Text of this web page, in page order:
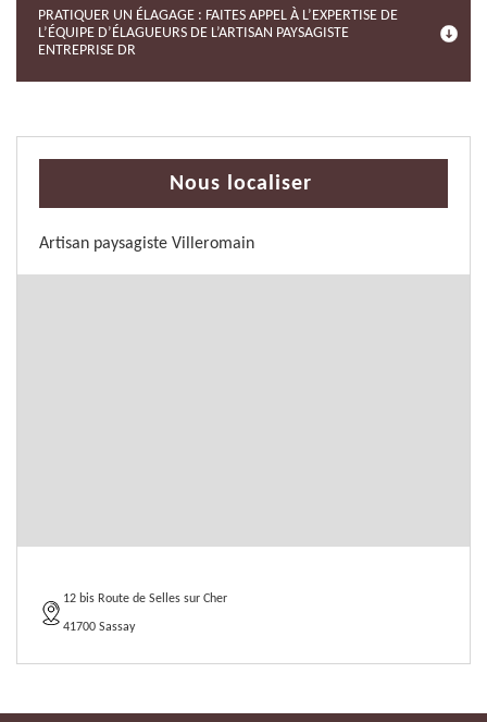
PRATIQUER UN ÉLAGAGE : FAITES APPEL À L’EXPERTISE DE
L’ÉQUIPE D’ÉLAGUEURS DE L’ARTISAN PAYSAGISTE
ENTREPRISE DR
Nous localiser
Artisan paysagiste Villeromain
12 bis Route de Selles sur Cher
41700 Sassay